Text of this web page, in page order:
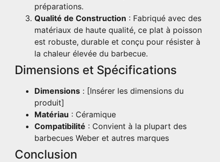
préparations.
Qualité de Construction : Fabriqué avec des
matériaux de haute qualité, ce plat à poisson
est robuste, durable et conçu pour résister à
la chaleur élevée du barbecue.
Dimensions et Spécifications
Dimensions : [Insérer les dimensions du
produit]
Matériau : Céramique
Compatibilité : Convient à la plupart des
barbecues Weber et autres marques
Conclusion